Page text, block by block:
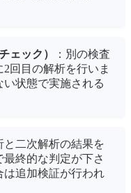
ェック）
：別の検査
回目の解析を行いま
状態で実施される
と二次解析の結果を
終的な判定が下さ
は追加検証が行われ